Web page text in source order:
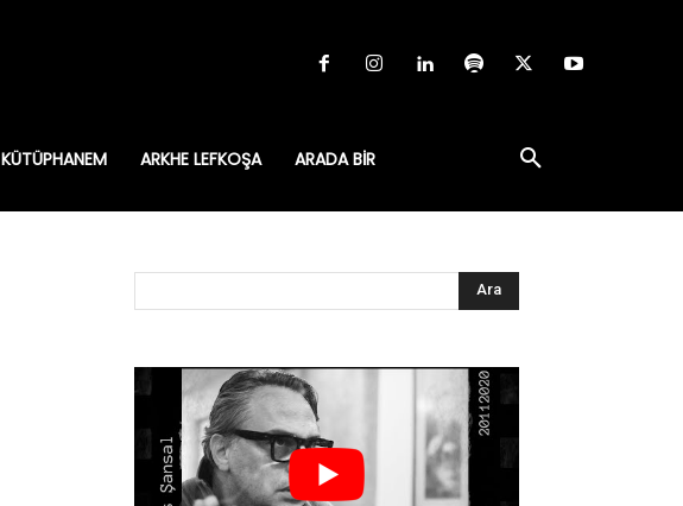
KÜTÜPHANEM ARKHE LEFKOŞA ARADA BIR